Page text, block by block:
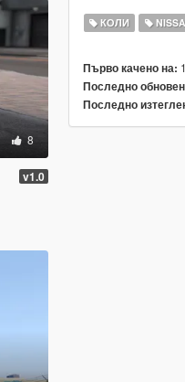
8
v1.0
КОЛИ
Първо качено на:
Последно
Последно